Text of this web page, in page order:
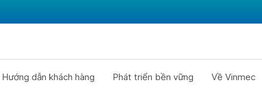
Hướng dẫn khách hàng Phát triển bền vững Về Vinmec